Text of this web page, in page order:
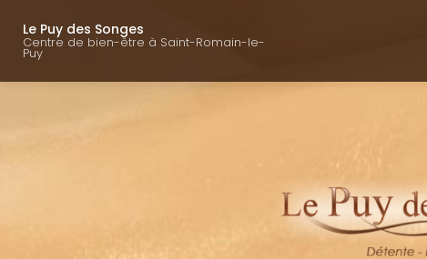
contenu
Le Puy des Songes
Centre de bien-être à Saint-Romain-le-
Puy